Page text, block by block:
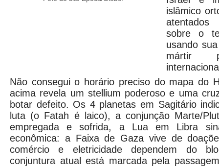
islâmico
atentados
sobre o
usando
mártir
Não consegui o horário preciso do mapa do
acima revela um stellium poderoso e uma
botar defeito. Os 4 planetas em Sagitário
luta (o Fatah é laico), a conjunção Marte/
empregada e sofrida, a Lua em Libra
econômica: a Faixa de Gaza vive de
comércio e eletricidade dependem do
conjuntura atual está marcada pela